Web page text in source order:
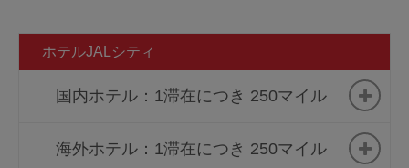
HANAZONO
ご予約
ご予約
ホテル・ニッコー大連 ご予約
ホテル・ニッコー泰州 ご予約
ホテル・ニッコー蘇州 ご予約
ホテル・ニッコー常熟 ご予約
ホテルJALシティ
国内ホテル：1滞在につき 250マイル
ホテルJALシティ札幌 中島
ご予約
海外ホテル：1滞在につき 250マイル